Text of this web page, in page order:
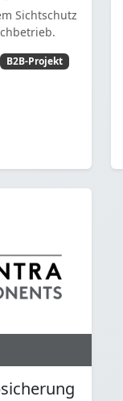
Sichtschutz
B2B-Projekt